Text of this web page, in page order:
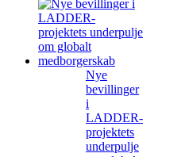
Nye
bevillinger
i
LADDER-
projektets
underpulje